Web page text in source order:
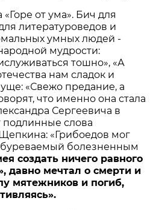
от ума». Бич для
литературоведов и
умных людей -
мудрости:
тошно», «А
нам сладок и
«Свежо предание, а
что именно она стала
Сергеевича в
подлинные слова
«Грибоедов мог
болезненным
создать ничего равного
давно мечтал о смерти и
мятежников и погиб,